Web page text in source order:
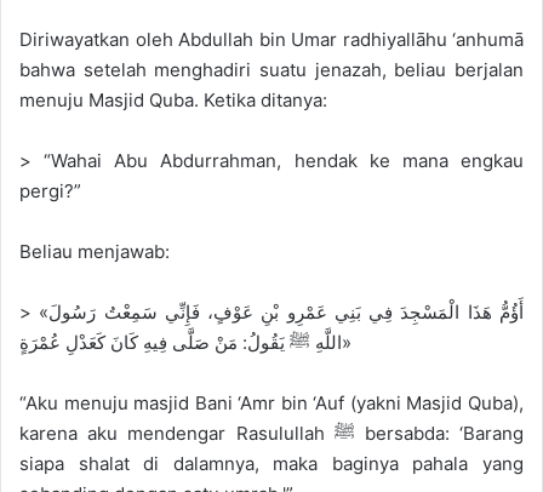
Diriwayatkan oleh Abdullah bin Umar radhiyallāhu ‘anhumā
bahwa setelah menghadiri suatu jenazah, beliau berjalan
menuju Masjid Quba. Ketika ditanya:
> “Wahai Abu Abdurrahman, hendak ke mana engkau
pergi?”
Beliau menjawab:
> «أَؤُمُّ هَذَا الْمَسْجِدَ فِي بَنِي عَمْرِو بْنِ عَوْفٍ، فَإِنِّي سَمِعْتُ رَسُولَ
اللَّهِ ﷺ يَقُولُ: مَنْ صَلَّى فِيهِ كَانَ كَعَدْلِ عُمْرَةٍ»
“Aku menuju masjid Bani ‘Amr bin ‘Auf (yakni Masjid Quba),
karena aku mendengar Rasulullah ﷺ bersabda: ‘Barang
siapa shalat di dalamnya, maka baginya pahala yang